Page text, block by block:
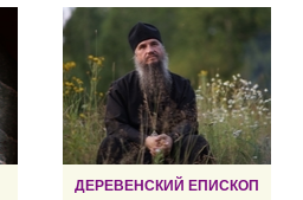
ДЕРЕВЕНСКИЙ ЕПИСКОП